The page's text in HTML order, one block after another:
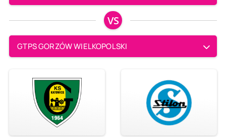
VS
GTPS GORZÓW WIELKOPOLSKI